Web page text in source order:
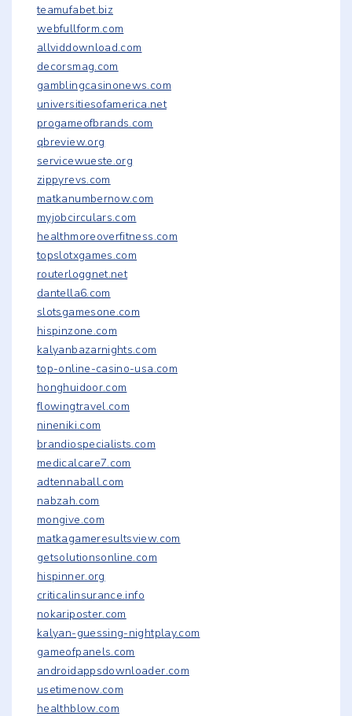
teamufabet.biz
webfullform.com
allviddownload.com
decorsmag.com
gamblingcasinonews.com
universitiesofamerica.net
progameofbrands.com
qbreview.org
servicewueste.org
zippyrevs.com
matkanumbernow.com
myjobcirculars.com
healthmoreoverfitness.com
topslotxgames.com
routerloggnet.net
dantella6.com
slotsgamesone.com
hispinzone.com
kalyanbazarnights.com
top-online-casino-usa.com
honghuidoor.com
flowingtravel.com
nineniki.com
brandiospecialists.com
medicalcare7.com
adtennaball.com
nabzah.com
mongive.com
matkagameresultsview.com
getsolutionsonline.com
hispinner.org
criticalinsurance.info
nokariposter.com
kalyan-guessing-nightplay.com
gameofpanels.com
androidappsdownloader.com
usetimenow.com
healthblow.com